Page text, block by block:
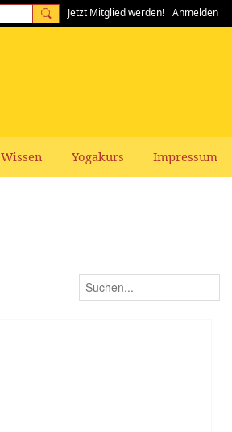
Jetzt Mitglied werden! Anmelden
Wissen Yogakurs Impressum